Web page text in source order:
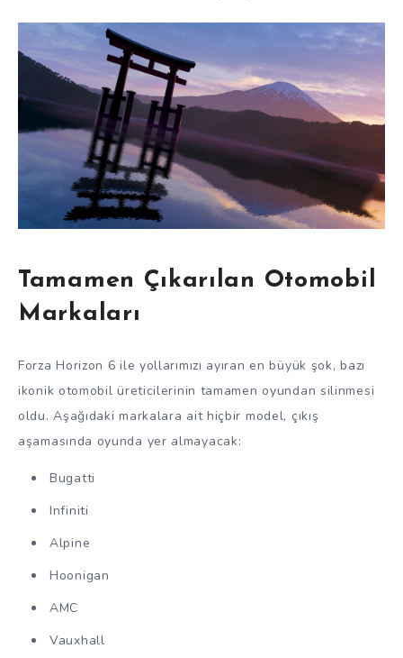
Tamamen Çıkarılan Otomobil
Markaları
Forza Horizon 6 ile yollarımızı ayıran en büyük şok, bazı
ikonik otomobil üreticilerinin tamamen oyundan silinmesi
oldu. Aşağıdaki markalara ait hiçbir model, çıkış
aşamasında oyunda yer almayacak:
Bugatti
Infiniti
Alpine
Hoonigan
AMC
Vauxhall